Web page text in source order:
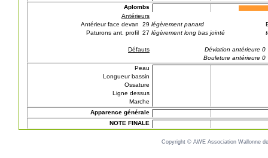
Aplombs
Antérieurs
Antérieur face devan 29
Paturons ant. profil 27
Défauts
légèrement panard
légèrement long bas jointé
Déviation antérieure 0
Bouleture antérieure 0
Peau
Longueur bassin
Ossature
Ligne dessus
Marche
Apparence générale
NOTE FINALE
Copyright © AWE Association Wallonne